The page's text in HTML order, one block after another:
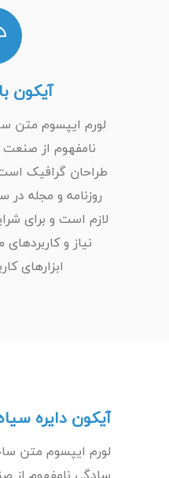
آیکون
لورم ایپسوم متن
نامفهوم از صنعت
طراحان گرافیک
روزنامه و مجله
لازم است و برای
نیاز و
ابزارهای
آیکون دایره
لورم ایپسوم متن